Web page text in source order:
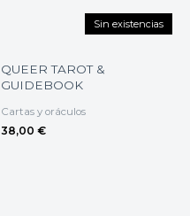
Sin existencias
QUEER TAROT &
GUIDEBOOK
Cartas y oráculos
38,00 €